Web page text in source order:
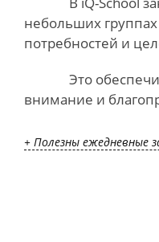
небольших
потребностей и
Это
внимание и
+ Полезны ежедневные